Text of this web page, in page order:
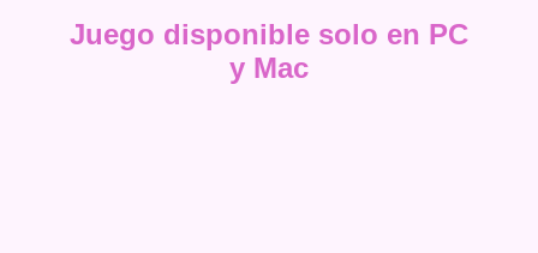
Juego disponible solo en PC
y Mac